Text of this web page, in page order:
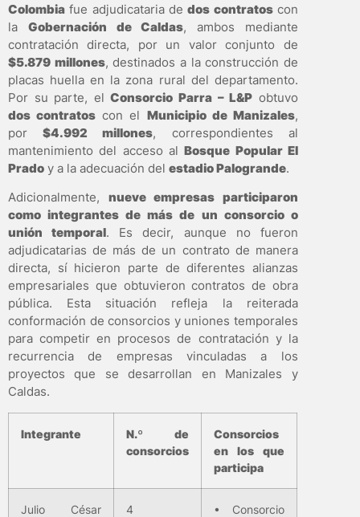
Colombia fue adjudicataria dedos contratoscon
la Gobernación de Caldas, ambos mediante
contratación directa, por un valor conjunto de
$5.879 millones, destinados a la construcción de
placas huella en la zona rural del departamento.
Por su parte, elConsorcio Parra – L&P obtuvo
dos contratos con el Municipio de Manizales,
por$4.992 millones, correspondientes al
mantenimiento del acceso alBosque Popular El
Prado y a la adecuación del estadio Palogrande.
Adicionalmente, nueve empresas participaron
como integrantes de más de un consorcio o
unión temporal. Es decir, aunque no fueron
adjudicatarias de más de un contrato de manera
directa, sí hicieron parte de diferentes alianzas
empresariales que obtuvieron contratos de obra
pública. Esta situación refleja la reiterada
conformación de consorcios y uniones temporales
para competir en procesos de contratación y la
recurrencia de empresas vinculadas a los
proyectos que se desarrollan en Manizales y
Caldas.
Integrante
N.º de
consorcios
Consorcios
en los que
participa
Julio César
4
• Consorcio